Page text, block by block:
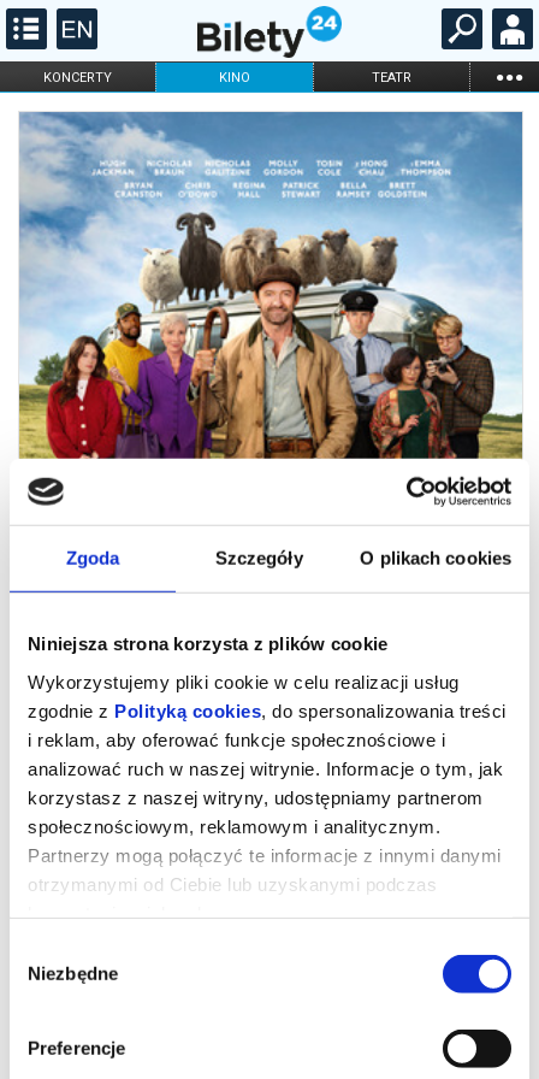
Zgoda Szczegóły O plikach cookies
Niniejsza strona korzysta z plików cookie
Wykorzystujemy pliki cookie w celu realizacji usług
zgodnie z Polityką cookies , do spersonalizowania treści
i reklam, aby oferować funkcje społecznościowe i
analizować ruch w naszej witrynie. Informacje o tym, jak
korzystasz z naszej witryny, udostępniamy partnerom
społecznościowym, reklamowym i analitycznym.
Partnerzy mogą połączyć te informacje z innymi danymi
otrzymanymi od Ciebie lub uzyskanymi podczas
zgody
Niezbędne
Preferencje
KONCERTY KINO TEATR ...
FILHARMONIA OPERA I BALET
DLA DZIECI
KARNETY
Sprawiedliwość owiec
George Hardy (Hugh Jackman) to pasterz, który kocha swoje owce
i hoduje je wyłącznie dla wełny. Każdej nocy czyta im na głos
Kiedy George zostaje znaleziony martwy w tajemniczych